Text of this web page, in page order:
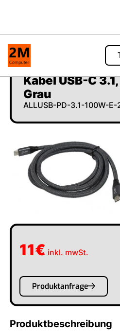
Kabel USB-C
Grau
ALLUSB-PD-3.1-100W-E-
11€ inkl. mwSt.
Produktanfrage
Produktbeschreibung